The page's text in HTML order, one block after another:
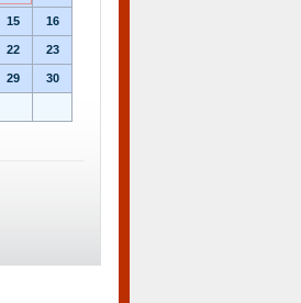
15 16
22 23
29 30